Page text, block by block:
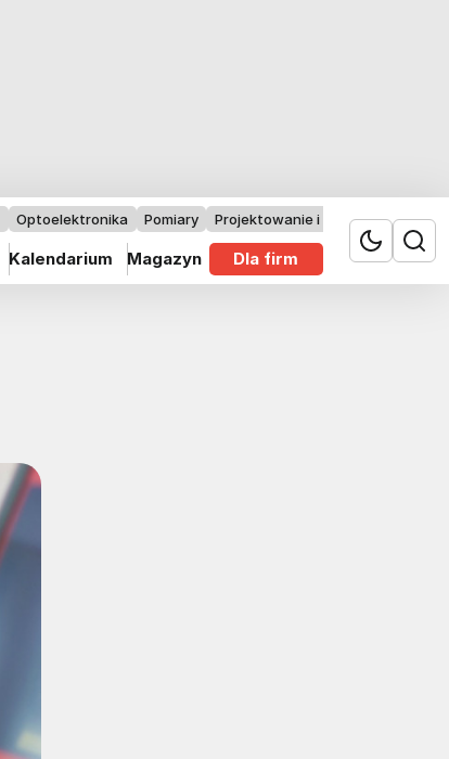
Optoelektronika Pomiary Projektowanie i badania
Kalendarium Magazyn Dla firm